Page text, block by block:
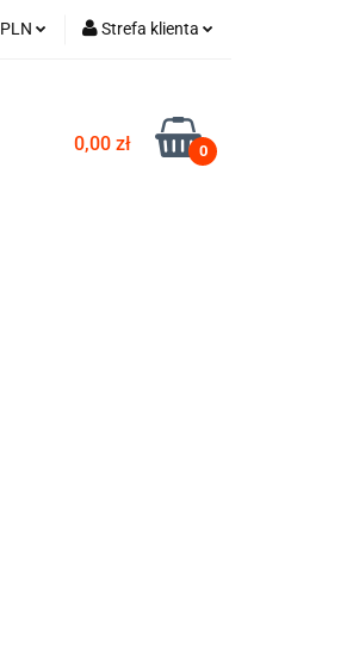
PLN Strefa klienta
Zarejestruj się
Dodaj zgłoszenie
0,00 zł 0